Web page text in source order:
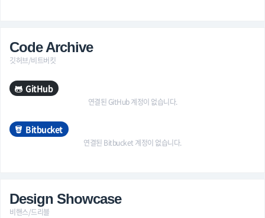
Code Archive
깃허브/비트버킷
GitHub
연결된 GitHub 계정이 없습니다.
Bitbucket
연결된 Bitbucket 계정이 없습니다.
Design Showcase
비핸스/드리블